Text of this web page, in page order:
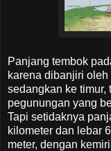
Panjang tembok
karena dibanjiri
sedangkan ke timur,
pegunungan yang
Tapi setidaknya
kilometer dan lebar
meter, dengan